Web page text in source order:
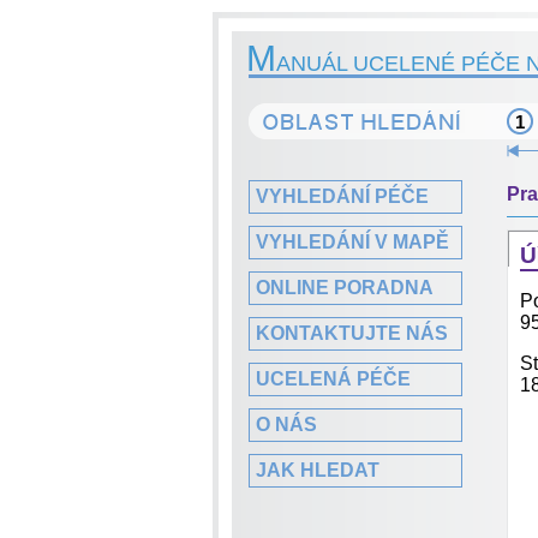
MANUÁL UCELENÉ PÉČE
1
VYHLEDÁNÍ PÉČE
VYHLEDÁNÍ V MAPĚ
ONLINE PORADNA
KONTAKTUJTE NÁS
UCELENÁ PÉČE
O NÁS
JAK HLEDAT